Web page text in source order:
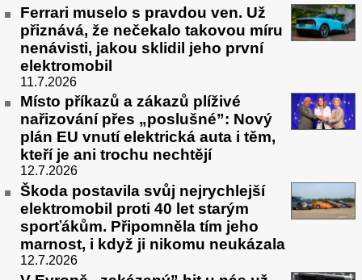
Ferrari muselo s pravdou ven. Už
přiznává, že nečekalo takovou míru
nenávisti, jakou sklidil jeho první
elektromobil
11.7.2026
Místo příkazů a zákazů plíživé
nařizování přes „poslušné”: Nový
plán EU vnutí elektrická auta i těm,
kteří je ani trochu nechtějí
12.7.2026
Škoda postavila svůj nejrychlejší
elektromobil proti 40 let starým
sporťákům. Připomněla tím jeho
marnost, i když ji nikomu neukázala
12.7.2026